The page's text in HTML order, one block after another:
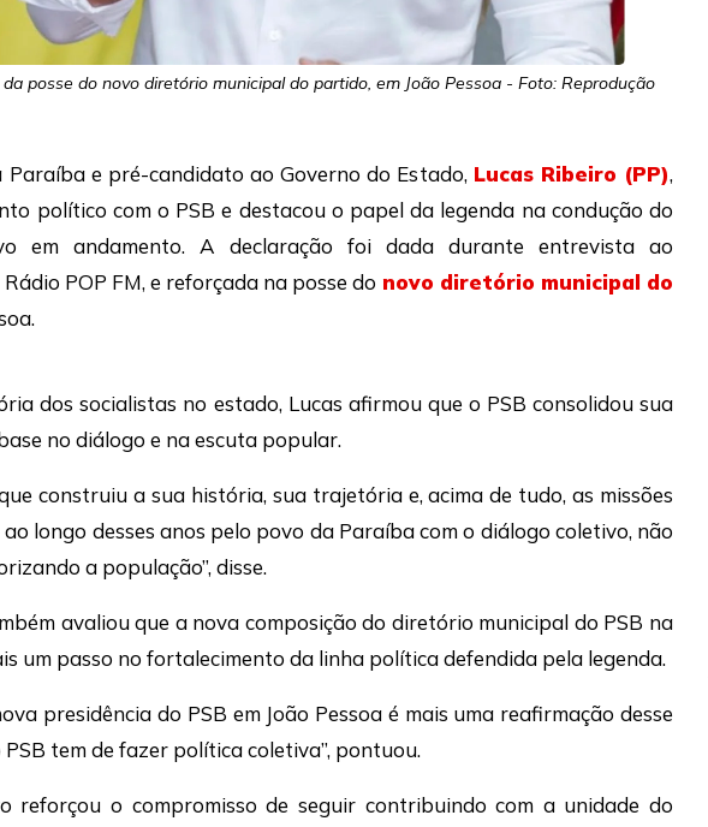
posse do novo diretório municipal do partido, em João Pessoa - Foto: Reprodução
e pré-candidato ao Governo do Estado, Lucas Ribeiro (PP),
político com o PSB e destacou o papel da legenda na condução do
em andamento. A declaração foi dada durante entrevista ao
POP FM, e reforçada na posse do novo diretório municipal do
dos socialistas no estado, Lucas afirmou que o PSB consolidou sua
no diálogo e na escuta popular.
construiu a sua história, sua trajetória e, acima de tudo, as missões
longo desses anos pelo povo da Paraíba com o diálogo coletivo, não
a população”, disse.
avaliou que a nova composição do diretório municipal do PSB na
um passo no fortalecimento da linha política defendida pela legenda.
presidência do PSB em João Pessoa é mais uma reafirmação desse
PSB tem de fazer política coletiva”, pontuou.
reforçou o compromisso de seguir contribuindo com a unidade do